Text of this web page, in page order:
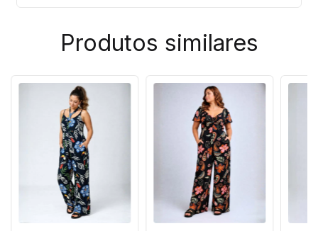
Produtos similares